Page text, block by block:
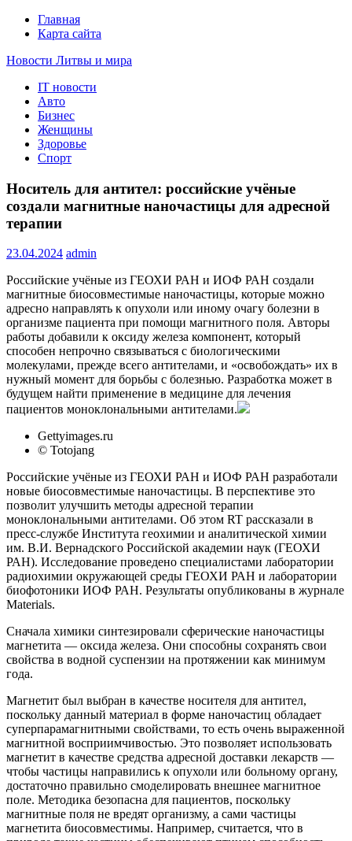
Главная
Карта сайта
Новости Литвы и мира
Свежие события и главные новости часа Литвы и мира на
портале EUROLITVA.RU
IT новости
Авто
Бизнес
Женщины
Здоровье
Спорт
Носитель для антител: российские учёные
создали магнитные наночастицы для адресной
терапии
23.04.2024 admin
Российские учёные из ГЕОХИ РАН и ИОФ РАН создали
магнитные биосовместимые наночастицы, которые можно
адресно направлять к опухоли или иному очагу болезни в
организме пациента при помощи магнитного поля. Авторы
работы добавили к оксиду железа компонент, который
способен непрочно связываться с биологическими
молекулами, прежде всего антителами, и «освобождать» их в
нужный момент для борьбы с болезнью. Разработка может в
будущем найти применение в медицине для лечения
пациентов моноклональными антителами.
Gettyimages.ru
© Totojang
Российские учёные из ГЕОХИ РАН и ИОФ РАН разработали
новые биосовместимые наночастицы. В перспективе это
позволит улучшить методы адресной терапии
моноклональными антителами. Об этом RT рассказали в
пресс-службе Института геохимии и аналитической химии
им. В.И. Вернадского Российской академии наук (ГЕОХИ
РАН). Исследование проведено специалистами лаборатории
радиохимии окружающей среды ГЕОХИ РАН и лаборатории
биофотоники ИОФ РАН. Результаты опубликованы в журнале
Materials.
Сначала химики синтезировали сферические наночастицы
магнетита — оксида железа. Они способны сохранять свои
свойства в водной суспензии на протяжении как минимум
года.
Магнетит был выбран в качестве носителя для антител,
поскольку данный материал в форме наночастиц обладает
суперпарамагнитными свойствами, то есть очень выраженной
магнитной восприимчивостью. Это позволяет использовать
магнетит в качестве средства адресной доставки лекарств —
чтобы частицы направились к опухоли или больному органу,
достаточно правильно смоделировать внешнее магнитное
поле. Методика безопасна для пациентов, поскольку
магнитные поля не вредят организму, а сами частицы
магнетита биосовместимы. Например, считается, что в